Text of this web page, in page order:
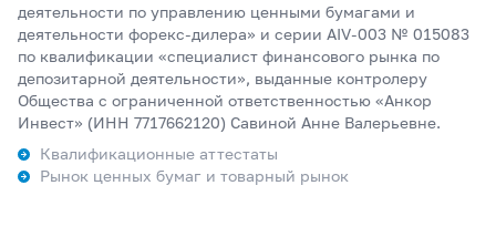
деятельности по управлению ценными бумагами и
деятельности форекс-дилера» и серии AIV-003 № 015083
по квалификации «специалист финансового рынка по
депозитарной деятельности», выданные контролеру
Общества с ограниченной ответственностью «Анкор
Инвест» (ИНН 7717662120) Савиной Анне Валерьевне.
Квалификационные аттестаты
Рынок ценных бумаг и товарный рынок